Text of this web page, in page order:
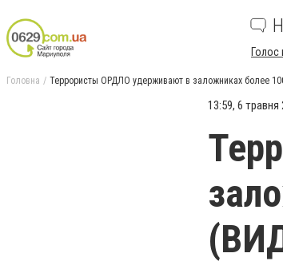
Голос
Головна Террористы ОРДЛО удерживают в заложниках более
13:59, 6 травня